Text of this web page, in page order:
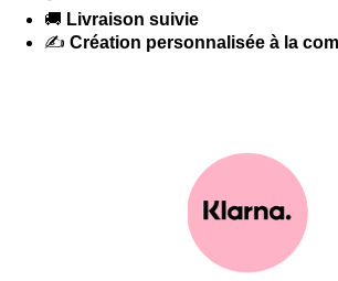
🚚 Livraison suivie
✍️ Création personnalisée à la